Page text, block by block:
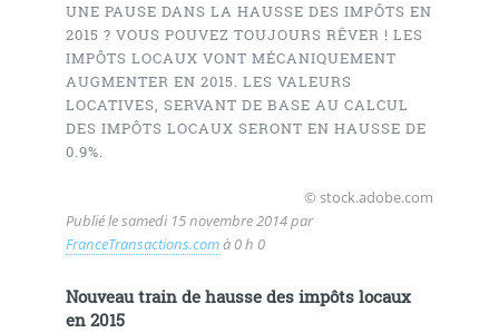
UNE PAUSE DANS LA HAUSSE DES IMPÔTS EN
2015 ? VOUS POUVEZ TOUJOURS RÊVER ! LES
IMPÔTS LOCAUX VONT MÉCANIQUEMENT
AUGMENTER EN 2015. LES VALEURS
LOCATIVES, SERVANT DE BASE AU CALCUL
DES IMPÔTS LOCAUX SERONT EN HAUSSE DE
0.9%.
© stock.adobe.com
Publié lesamedi 15 novembre 2014par
FranceTransactions.comà 0 h 0
Nouveau train de hausse des impôts locaux
en 2015